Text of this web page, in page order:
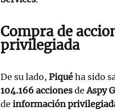
Compra de
privilegiada
De su lado, Piquéha sido
104.166 accionesdeAspy
de información